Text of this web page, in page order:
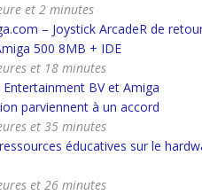
et 2 minutes
– Joystick ArcadeR de
500 8MB + IDE
et 18 minutes
Entertainment BV et Amiga
parviennent à un accord
et 35 minutes
éducatives sur le
et 26 minutes